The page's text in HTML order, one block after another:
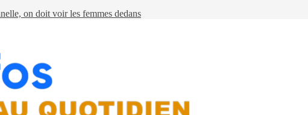
on doit voir les femmes dedans